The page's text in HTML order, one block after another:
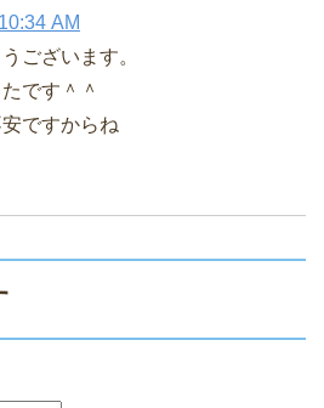
AM
ございます。
です＾＾
ですからね